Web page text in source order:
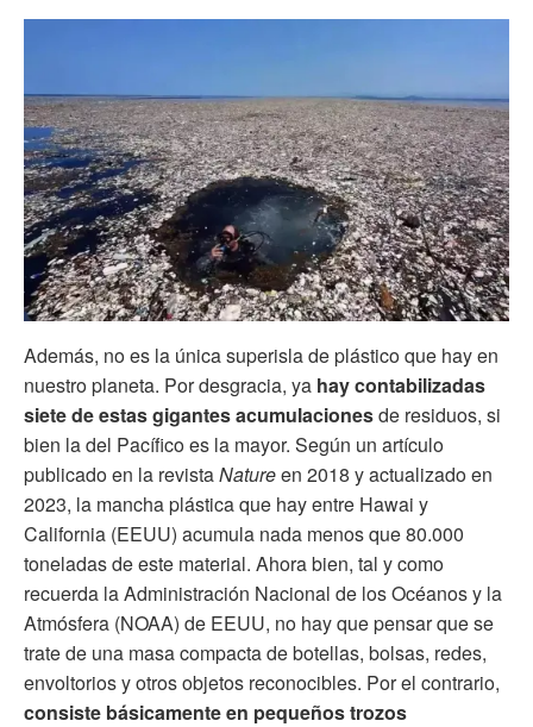
Además, no es la única superisla de plástico que hay en
nuestro planeta. Por desgracia, ya hay contabilizadas
siete de estas gigantes acumulacionesde residuos, si
bien la del Pacífico es la mayor. Según un artículo
publicado en la revistaNatureen 2018 y actualizado en
2023, la mancha plástica que hay entre Hawai y
California (EEUU) acumula nada menos que 80.000
toneladas de este material. Ahora bien, tal y como
recuerda la Administración Nacional de los Océanos y la
Atmósfera (NOAA) de EEUU, no hay que pensar que se
trate de una masa compacta de botellas, bolsas, redes,
envoltorios y otros objetos reconocibles. Por el contrario,
consiste básicamente en pequeños trozos